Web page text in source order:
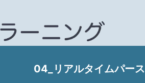
04_リアルタイムパース